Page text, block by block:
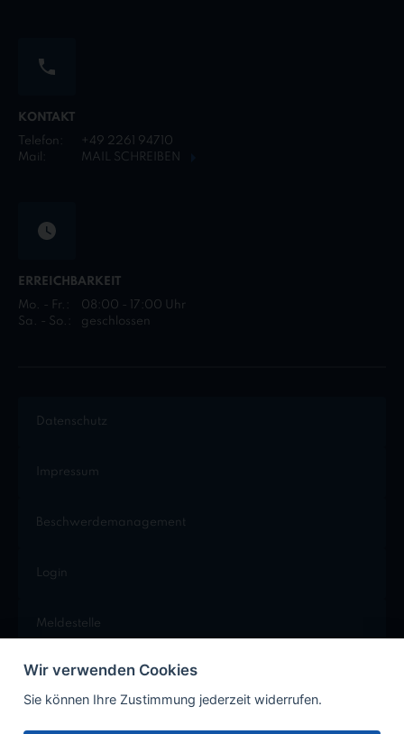
KONTAKT
Telefon:
+49 2261 94710
Mail:
MAIL SCHREIBEN
ERREICHBARKEIT
Mo. - Fr.:
08:00 - 17:00 Uhr
Sa. - So.:
geschlossen
Datenschutz
Impressum
Beschwerdemanagement
Login
Meldestelle
Cookie Einstellungen
Wir verwenden Cookies
Sie können Ihre Zustimmung jederzeit widerrufen.